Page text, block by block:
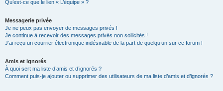
Qu’est-ce que le lien « L’équipe » ?
Messagerie privée
Je ne peux pas envoyer de messages privés !
Je continue à recevoir des messages privés non sollicités !
J’ai reçu un courrier électronique indésirable de la part de quelqu’un sur ce forum !
Amis et ignorés
À quoi sert ma liste d’amis et d’ignorés ?
Comment puis-je ajouter ou supprimer des utilisateurs de ma liste d’amis et d’ignorés ?